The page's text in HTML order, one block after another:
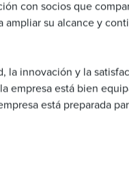
con socios que
ampliar su alcance y
la innovación y la
empresa está bien
está preparada